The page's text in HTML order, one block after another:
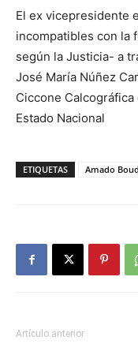
El ex vicepresidente
incompatibles con la
según la Justicia- a
José María Núñez
Ciccone
Estado Nacional
ETIQUETAS Amado
Artículo anterior